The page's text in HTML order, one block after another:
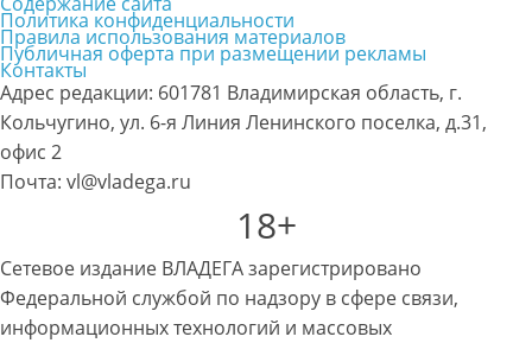
Политика конфиденциальности
Правила использования материалов
Публичная оферта при размещении рекламы
Контакты
Адрес редакции: 601781 Владимирская область, г.
Кольчугино, ул. 6-я Линия Ленинского поселка, д.31,
офис 2
Почта: vl@vladega.ru
18+
Сетевое издание ВЛАДЕГА зарегистрировано
Федеральной службой по надзору в сфере связи,
информационных технологий и массовых